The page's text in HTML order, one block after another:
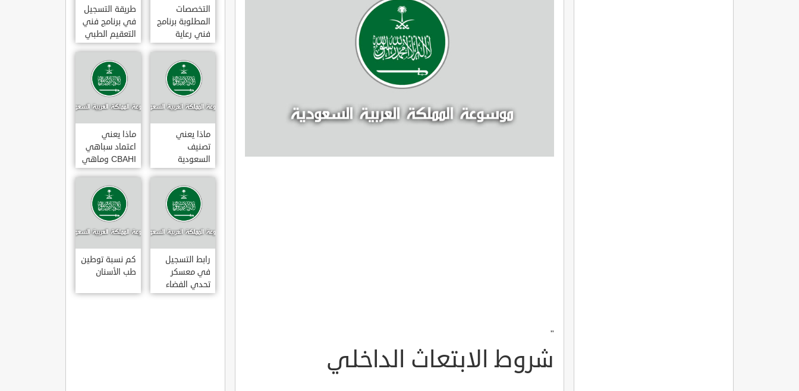
"
شروط الابتعاث الداخلي
التخصصات
المطلوبة برنامج
فني رعاية
مرضى 3
طريقة التسجيل
في برنامج فني
التعقيم الطبي
ماذا يعني
تصنيف
السعودية
الائتماني AA1
ماذا يعني
اعتماد سباهي
CBAHI وماهي
معاييره
رابط التسجيل
في معسكر
تحدي الفضاء
كم نسبة توطين
طب الأسنان